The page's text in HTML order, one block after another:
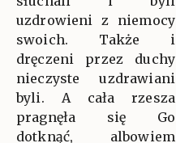
uzdrowieni z niemocy
swoich. Także i
dręczeni przez duchy
nieczyste uzdrawiani
byli. A cała rzesza
pragnęła się Go
dotknąć, albowiem